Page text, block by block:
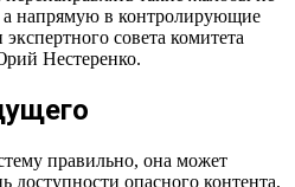
напрямую в контролирующие
совета комитета
Нестеренко.
правильно, она может
доступности опасного контента,